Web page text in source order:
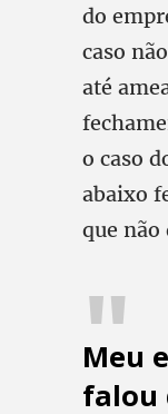
do
caso
até
o caso
abaixo
que
Meu
falou